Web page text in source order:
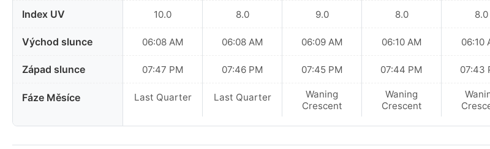
Index UV
Východ slunce
Západ slunce
Fáze Měsíce
10.0
06:08 AM
07:47 PM
Last Quarter
8.0
06:08 AM
07:46 PM
Last Quarter
9.0
06:09 AM
07:45 PM
Waning
Crescent
8.0
06:10 AM
07:44 PM
Waning
Crescent
8.0
06:10
07:43